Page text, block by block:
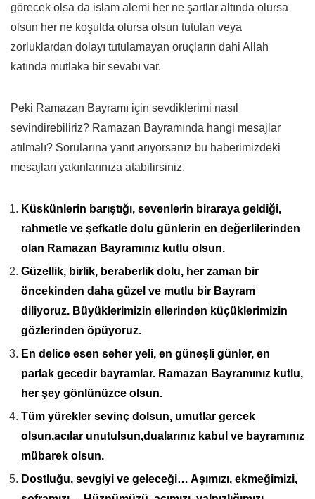
görecek olsa da islam alemi her ne şartlar altında olursa
olsun her ne koşulda olursa olsun tutulan veya
zorluklardan dolayı tutulamayan oruçların dahi Allah
katında mutlaka bir sevabı var.
Peki Ramazan Bayramı için sevdiklerimi nasıl
sevindirebiliriz? Ramazan Bayramında hangi mesajlar
atılmalı? Sorularına yanıt arıyorsanız bu haberimizdeki
mesajları yakınlarınıza atabilirsiniz.
Küskünlerin barıştığı, sevenlerin biraraya geldiği,
rahmetle ve şefkatle dolu günlerin en değerlilerinden
olan Ramazan Bayramınız kutlu olsun.
Güzellik, birlik, beraberlik dolu, her zaman bir
öncekinden daha güzel ve mutlu bir Bayram
diliyoruz. Büyüklerimizin ellerinden küçüklerimizin
gözlerinden öpüyoruz.
En delice esen seher yeli, en güneşli günler, en
parlak gecedir bayramlar. Ramazan Bayramınız kutlu,
her şey gönlünüzce olsun.
Tüm yürekler sevinç dolsun, umutlar gercek
olsun,acılar unutulsun,dualarınız kabul ve bayramınız
mübarek olsun.
Dostluğu, sevgiyi ve geleceği… Aşımızı, ekmeğimizi,